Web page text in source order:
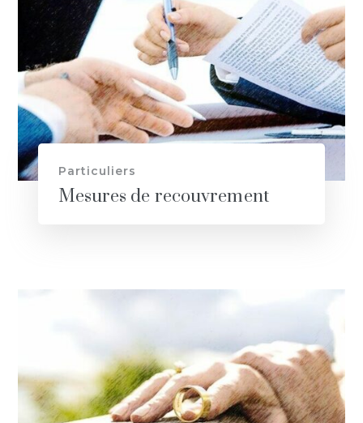
Particuliers
Mesures de recouvrement